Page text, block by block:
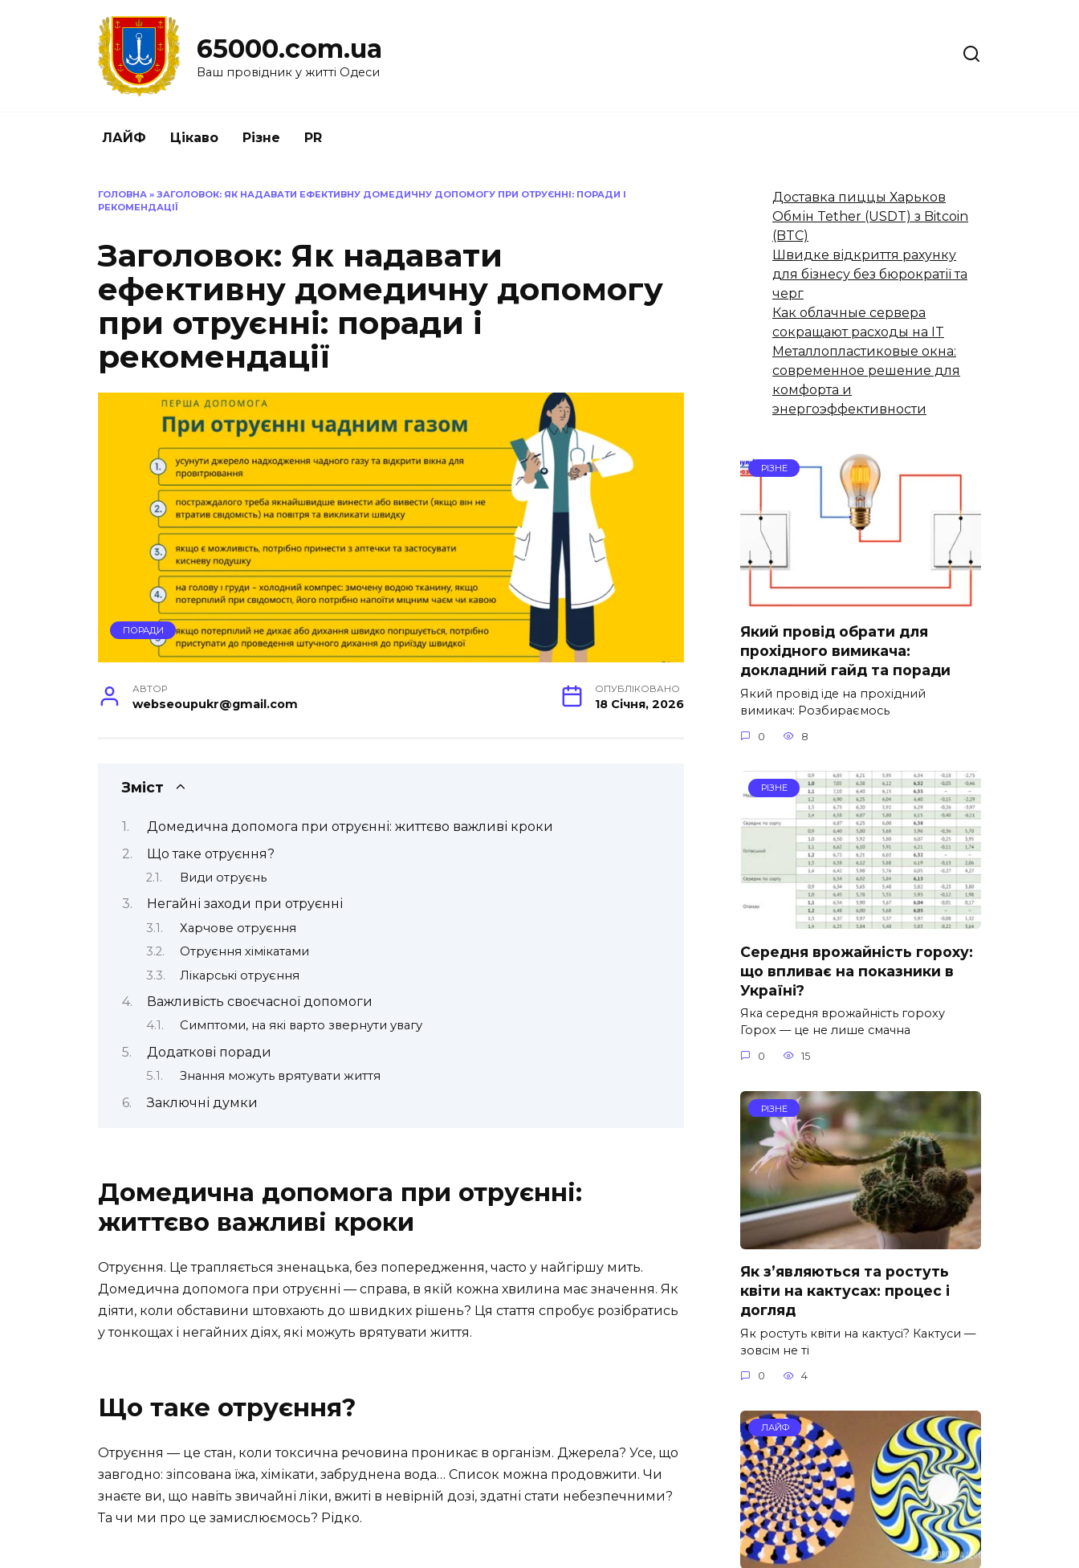
65000.com.ua
Ваш провідник у житті Одеси
ЛАЙФ Цікаво Різне PR
ГОЛОВНА » ЗАГОЛОВОК: ЯК НАДАВАТИ ЕФЕКТИВНУ ДОМЕДИЧНУ ДОПОМОГУ ПРИ ОТРУЄННІ: ПОРАДИ І
РЕКОМЕНДАЦІЇ
Заголовок: Як надавати
ефективну домедичну допомогу
при отруєнні: поради і
рекомендації
ПОРАДИ
АВТОР
webseoupukr@gmail.com
ОПУБЛІКОВАНО
18 Січня, 2026
Зміст
Домедична допомога при отруєнні: життєво важливі кроки
Що таке отруєння?
Види отруєнь
Негайні заходи при отруєнні
Харчове отруєння
Отруєння хімікатами
Лікарські отруєння
Важливість своєчасної допомоги
Симптоми, на які варто звернути увагу
Додаткові поради
Знання можуть врятувати життя
Заключні думки
Домедична допомога при отруєнні:
життєво важливі кроки
Отруєння. Це трапляється зненацька, без попередження, часто у найгіршу мить.
Домедична допомога при отруєнні — справа, в якій кожна хвилина має значення. Як
діяти, коли обставини штовхають до швидких рішень? Ця стаття спробує розібратись
у тонкощах і негайних діях, які можуть врятувати життя.
Що таке отруєння?
Отруєння — це стан, коли токсична речовина проникає в організм. Джерела? Усе, що
завгодно: зіпсована їжа, хімікати, забруднена вода… Список можна продовжити. Чи
знаєте ви, що навіть звичайні ліки, вжиті в невірній дозі, здатні стати небезпечними?
Та чи ми про це замислюємось? Рідко.
Доставка пиццы Харьков
Обмін Tether (USDT) з Bitcoin
(BTC)
Швидке відкриття рахунку
для бізнесу без бюрократії та
черг
Как облачные сервера
сокращают расходы на IT
Металлопластиковые окна:
современное решение для
комфорта и
энергоэффективности
РІЗНЕ
Який провід обрати для
прохідного вимикача:
докладний гайд та поради
Який провід іде на прохідний
вимикач: Розбираємось
0 8
РІЗНЕ
Середня врожайність гороху:
що впливає на показники в
Україні?
Яка середня врожайність гороху
Горох — це не лише смачна
0 15
РІЗНЕ
Як з’являються та ростуть
квіти на кактусах: процес і
догляд
Як ростуть квіти на кактусі? Кактуси —
зовсім не ті
0 4
ЛАЙФ